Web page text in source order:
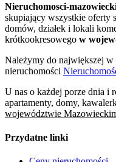
Nieruchomosci-
skupiający wszystkie oferty
domów, działek i lokali
krótkookresowego w
Należymy do największej
nieruchomości
U nas o każdej porze dnia i
apartamenty, domy,
województwie
Przydatne linki